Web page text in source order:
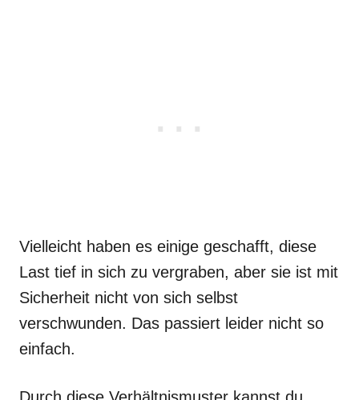
Vielleicht haben es einige geschafft, diese
Last tief in sich zu vergraben, aber sie ist mit
Sicherheit nicht von sich selbst
verschwunden. Das passiert leider nicht so
einfach.